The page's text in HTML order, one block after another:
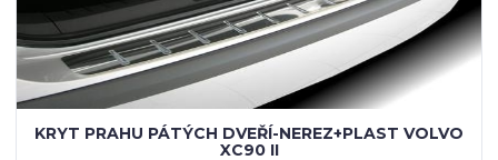
KRYT PRAHU PÁTÝCH DVEŘÍ-NEREZ+PLAST VOLVO
XC90 II